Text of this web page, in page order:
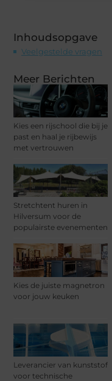
Inhoudsopgave
Veelgestelde vragen
Meer Berichten
Kies een rijschool die bij je
past en haal je rijbewijs
met vertrouwen
Stretchtent huren in
Hilversum voor de
populairste evenementen
Kies de juiste magnetron
voor jouw keuken
Leverancier van kunststof
voor technische